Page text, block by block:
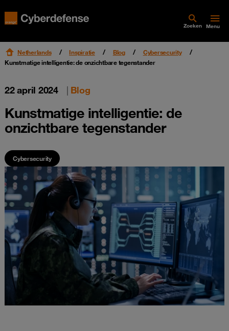
Zoeken Menu
Netherlands Inspiratie Blog
Cybersecurity
Kunstmatige intelligentie: de onzichtbare tegenstander
22 april 2024 | Blog
Kunstmatige intelligentie: de
onzichtbare tegenstander
Cybersecurity